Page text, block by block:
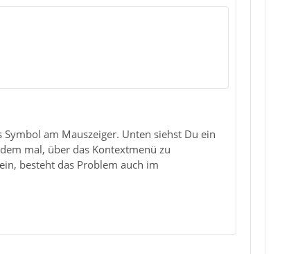
am Mauszeiger. Unten siehst Du ein
mal, über das Kontextmenü zu
besteht das Problem auch im